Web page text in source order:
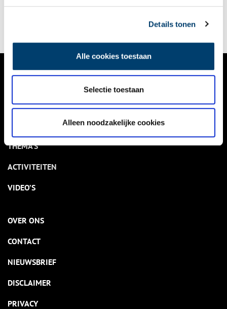
Details tonen
Alle cookies toestaan
Selectie toestaan
Alleen noodzakelijke cookies
van een Olympisch schaatstoernooi.
NIEUWS
THEMA’S
ACTIVITEITEN
VIDEO’S
OVER ONS
CONTACT
NIEUWSBRIEF
DISCLAIMER
PRIVACY